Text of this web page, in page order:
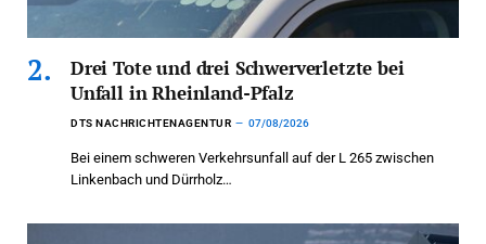
Drei Tote und drei Schwerverletzte bei
Unfall in Rheinland-Pfalz
DTS NACHRICHTENAGENTUR 07/08/2026
Bei einem schweren Verkehrsunfall auf der L 265 zwischen
Linkenbach und Dürrholz…